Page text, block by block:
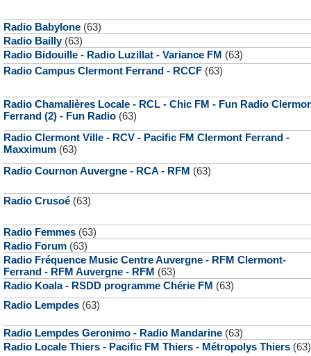
Radio Babylone (63)
Radio Bailly(63)
Radio Bidouille - Radio Luzillat - Variance FM (63)
Radio Campus Clermont Ferrand - RCCF (63)
Radio Chamalières Locale - RCL - Chic FM - Fun Radio
Ferrand (2) - Fun Radio (63)
Radio Clermont Ville - RCV - Pacific FM Clermont Ferrand -
Maxximum (63)
Radio Cournon Auvergne - RCA - RFM (63)
Radio Crusoé (63)
Radio Femmes (63)
Radio Forum (63)
Radio Fréquence Music Centre Auvergne - RFM Clermont-
Ferrand - RFM Auvergne - RFM (63)
Radio Koala - RSDD programme Chérie FM (63)
Radio Lempdes (63)
Radio Lempdes Geronimo - Radio Mandarine (63)
Radio Locale Thiers - Pacific FM Thiers - Métropolys Thiers (63)